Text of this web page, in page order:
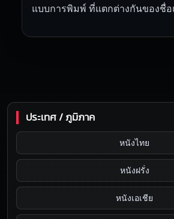
แบบการพิมพ์ ที่แตกต่างกันของชื่อ
ประเทศ / ภูมิภาค
หนังไทย
หนังฝรั่ง
หนังเอเชีย